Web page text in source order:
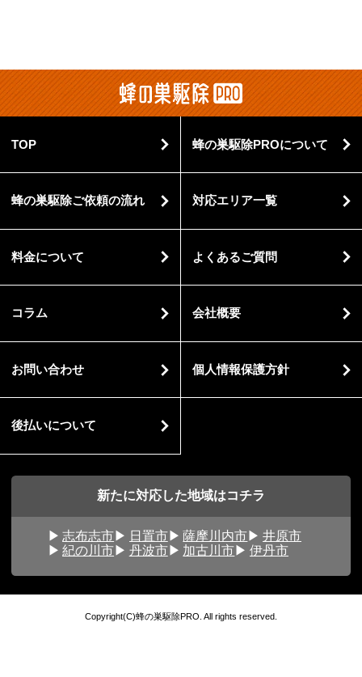
TOP 蜂の巣駆除PROについて
蜂の巣駆除ご依頼の流れ 対応エリア一覧
料金について よくあるご質問
コラム 会社概要
お問い合わせ 個人情報保護方針
後払いについて
新たに対応した地域はコチラ
志布志市 日置市 薩摩川内市
井原市
紀の川市
丹波市 加古川市 伊丹市
Copyright(C)蜂の巣駆除PRO. All rights reserved.